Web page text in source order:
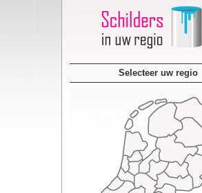
Selecteer uw regio